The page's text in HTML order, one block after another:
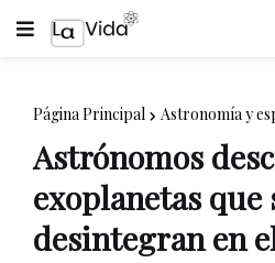
Página Principal Astronomía y
Astrónomos
exoplanetas que
desintegran en